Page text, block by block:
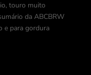
touro muito
da ABCBRW
e para gordura